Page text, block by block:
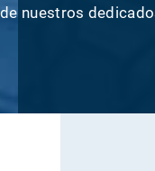
de nuestros